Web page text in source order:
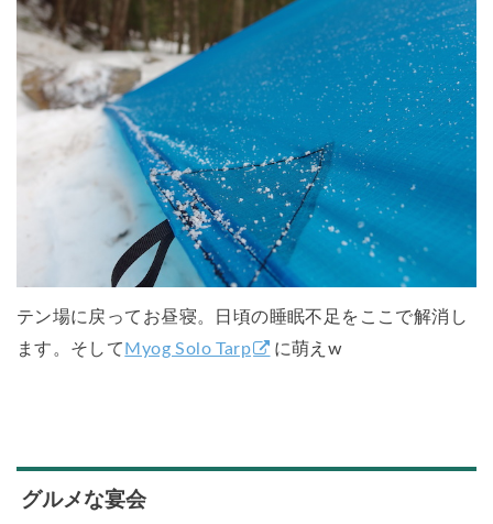
テン場に戻ってお昼寝。日頃の睡眠不足をここで解消し
ます。そして Myog Solo Tarp に萌えw
グルメな宴会